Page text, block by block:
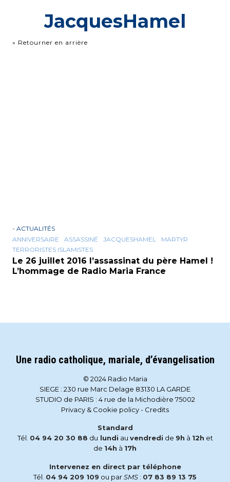
JacquesHamel
« Retourner en arrière
- ACTUALITÉS
ANNIVERSAIRE
ASSASSINÉ JACQUESHAMEL
MARTYR
TERRORISTES ISLAMISTES
Le 26 juillet 2016 l’assassinat du père Hamel !
L’hommage de Radio Maria France
Une radio catholique, mariale, d’évangelisation
© 2024 Radio Maria
SIEGE : 230 rue Marc Delage 83130 LA GARDE
STUDIO de PARIS : 4 rue de la Michodière 75002
Privacy & Cookie policy- Credits
Standard
Tél. 04 94 20 30 88 du lundi au vendredi de 9h à 12h et
de 14h à 17h
Intervenez en direct par téléphone
Tél. 04 94 209 109 ou parSMS : 07 83 89 13 75